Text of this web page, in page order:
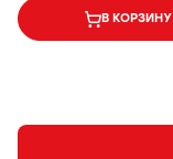
В КОРЗИНУ